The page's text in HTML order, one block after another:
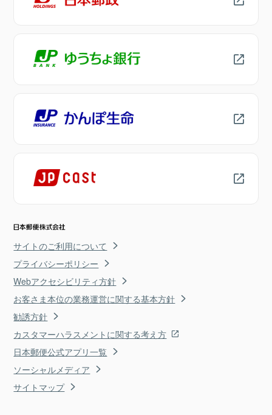
サイトのご利用について
プライバシーポリシー
Webアクセシビリティ方針
お客さま本位の業務運営に関する基本方針
勧誘方針
カスタマーハラスメントに関する考え方
日本郵便公式アプリ一覧
ソーシャルメディア
サイトマップ